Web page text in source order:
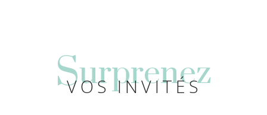
S
urprenez
VOS INVITÉS